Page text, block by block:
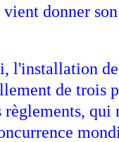
vient donner
l'installation
de trois
qui